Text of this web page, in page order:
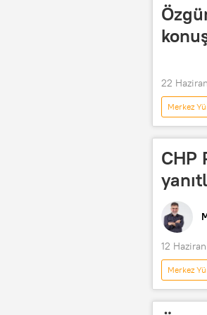
Radyo
22
Merkez
CHP
12
Merkez
Radyo
Kemal